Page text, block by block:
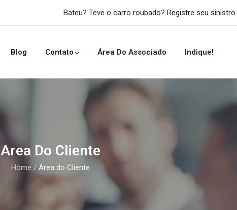
Bateu? Teve o carro roubado? Registre seu sinistro.
Blog Contato Área Do Associado Indique!
Area Do Cliente
Home / Area do Cliente